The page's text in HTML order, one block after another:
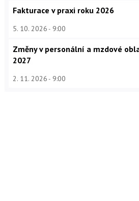
Fakturace v praxi roku 2026
5. 10. 2026 9:00
Změny v personální a mzdové
2027
2. 11. 2026 9:00